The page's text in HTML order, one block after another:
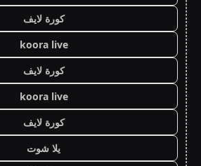
كورة لايف
koora live
كورة لايف
koora live
كورة لايف
يلا شوت